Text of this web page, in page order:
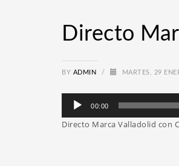
Directo
BY ADMIN / MARTES, 29
Reproductor
audio
00:00
Directo Marca Valladolid con